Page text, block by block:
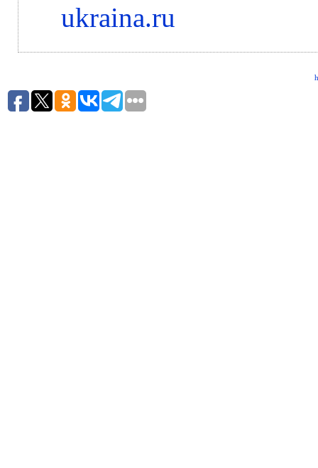
ukraina.ru